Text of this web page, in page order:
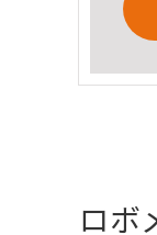
ロボ